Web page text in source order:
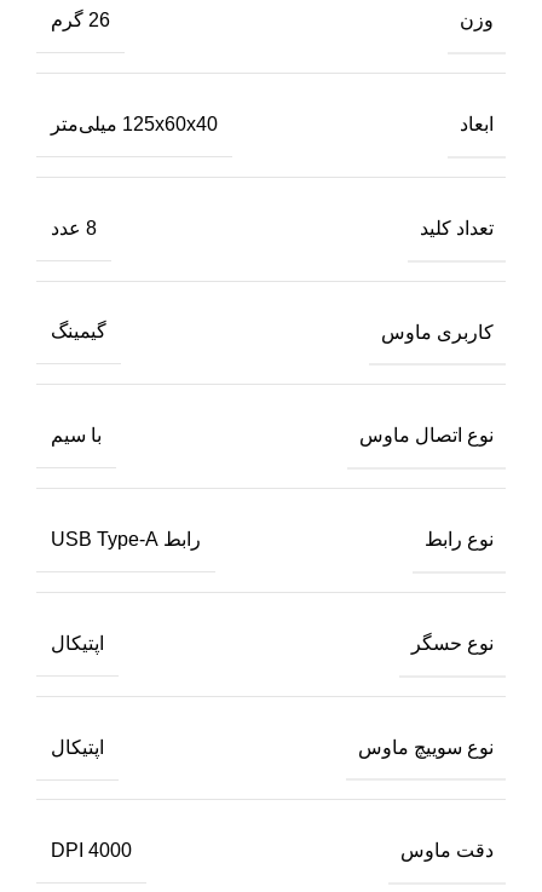
وزن 26 گرم
ابعاد 125x60x40 میلی‌متر
تعداد کلید 8 عدد
کاربری ماوس گیمینگ
نوع اتصال ماوس با سیم
نوع رابط رابط USB Type-A
نوع حسگر اپتیکال
نوع سوییچ ماوس اپتیکال
دقت ماوس 4000 DPI